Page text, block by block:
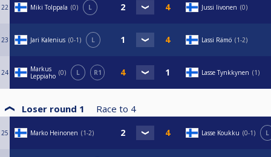
22 Miki Tolppala 0 L Jussi Iivonen 0
23 Jari Kalenius 0-1 L Lassi Rämö 1-2
24
Markus
Leppiaho 0 L R1 Lasse Tynkkynen 1
Loser round 1 Race to 4
25 Marko Heinonen 1-2 Lasse Koukku 0-1 L